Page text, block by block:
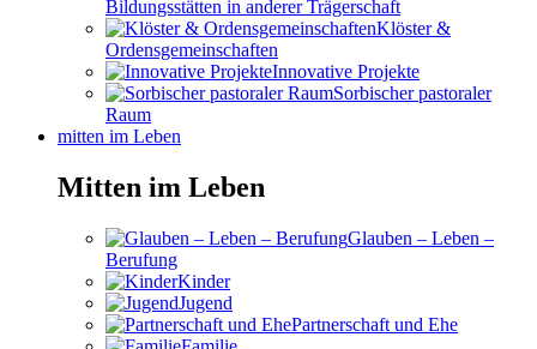
Bildungsstätten in anderer Trägerschaft
Klöster &
Ordensgemeinschaften
Innovative Projekte
Sorbischer pastoraler
Raum
mitten im Leben
Mitten im Leben
Glauben – Leben –
Berufung
Kinder
Jugend
Partnerschaft und Ehe